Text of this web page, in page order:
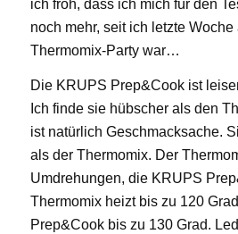
ich froh, dass ich mich für den
noch mehr, seit ich letzte Woche
Thermomix-Party war…
Die KRUPS Prep&Cook ist
Ich finde sie hübscher als den
ist natürlich Geschmacksache.
als der Thermomix. Der
Umdrehungen, die KRUPS
Thermomix heizt bis zu 120
Prep&Cook bis zu 130 Grad.